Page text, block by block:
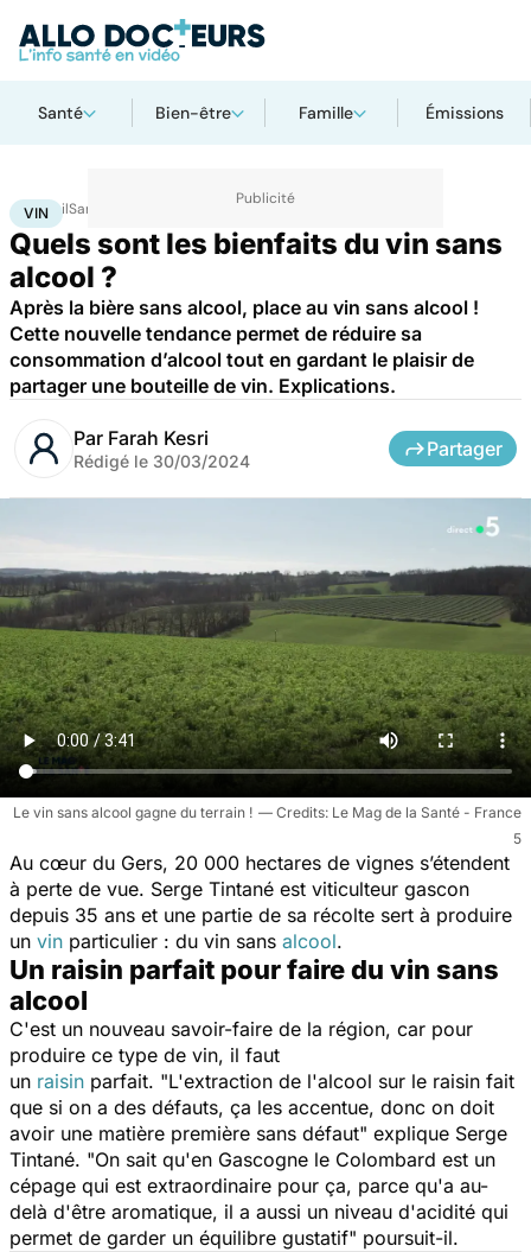
Santé Bien-être Famille Émissions
AccueilSanté
VIN
Quels sont les bienfaits du vin sans
alcool ?
Après la bière sans alcool, place au vin sans alcool !
Cette nouvelle tendance permet de réduire sa
consommation d’alcool tout en gardant le plaisir de
partager une bouteille de vin. Explications.
Par Farah Kesri
Rédigé le 30/03/2024
Partager
Le vin sans alcool gagne du terrain !
Le Mag de la Santé - France
5
Au cœur du Gers, 20 000 hectares de vignes s’étendent
à perte de vue. Serge Tintané est viticulteur gascon
depuis 35 ans et une partie de sa récolte sert à produire
un vin particulier : du vin sans alcool.
Un raisin parfait pour faire du vin sans
alcool
C'est un nouveau savoir-faire de la région, car pour
produire ce type de vin, il faut
un raisin parfait. "L'extraction de l'alcool sur le raisin fait
que si on a des défauts, ça les accentue, donc on doit
avoir une matière première sans défaut" explique Serge
Tintané. "On sait qu'en Gascogne le Colombard est un
cépage qui est extraordinaire pour ça, parce qu'a au-
delà d'être aromatique, il a aussi un niveau d'acidité qui
permet de garder un équilibre gustatif" poursuit-il.